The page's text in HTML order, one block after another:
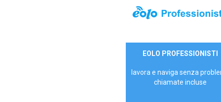
35,00 €/mese
EOLO PROFESSIONISTI
lavora e naviga senza
chiamate incluse